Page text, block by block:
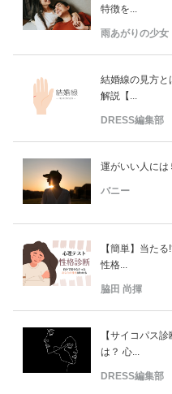
特徴を...
雨あがりの少女
結婚線の見方と
解説【...
DRESS編集部
運がいい人には
バニー
【簡単】当た
性格...
脇田 尚揮
【サイコパス
は？ 心...
DRESS編集部